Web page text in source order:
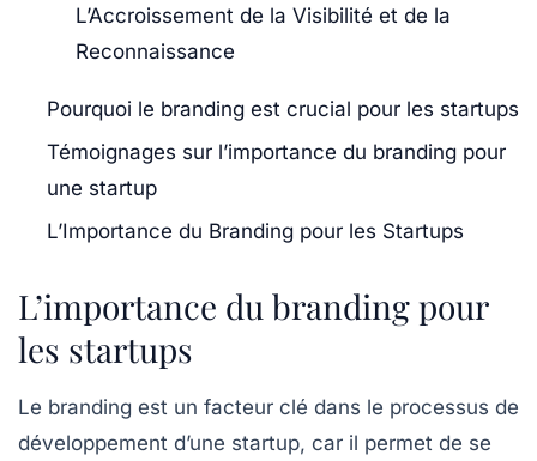
L’Accroissement de la Visibilité et de la
Reconnaissance
Pourquoi le branding est crucial pour les startups
Témoignages sur l’importance du branding pour
une startup
L’Importance du Branding pour les Startups
L’importance du branding pour
les startups
Le branding est un facteur clé dans le processus de
développement d’une startup, car il permet de se